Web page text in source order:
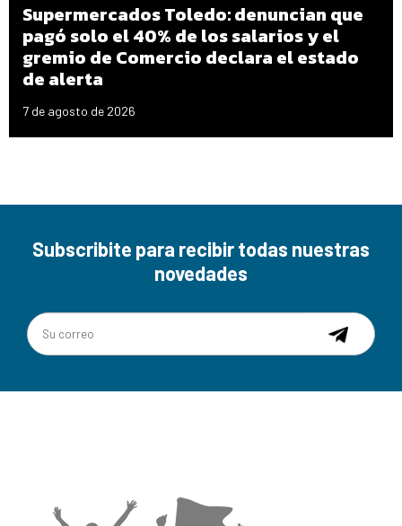
Supermercados Toledo: denuncian que
pagó solo el 40% de los salarios y el
gremio de Comercio declara el estado
de alerta
7 de agosto de 2026
Subscribite para recibir todas nuestras
novedades